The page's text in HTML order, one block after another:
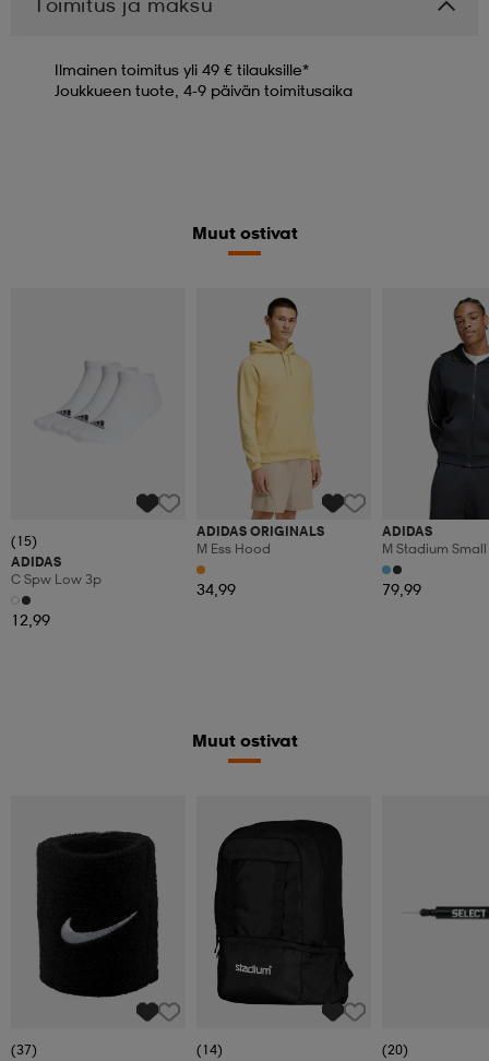
Ilmainen toimitus yli 49 € tilauksille*
Joukkueen tuote, 4-9 päivän toimitusaika
Muut ostivat
(15)
ADIDAS
C Spw Low 3p
12,99
ADIDAS ORIGINALS
M Ess Hood
34,99
ADIDAS
M Stadium
Zip Hoodie
79,99
Muut ostivat
(37)
(14)
(20)